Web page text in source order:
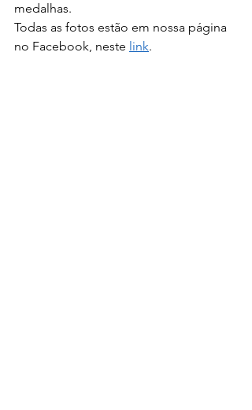
medalhas.
Todas as fotos estão em nossa página
no Facebook, neste link.